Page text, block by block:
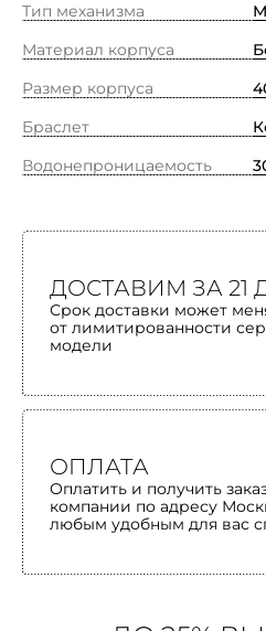
Тип механизма
Материал корпуса
Размер корпуса
Браслет
Водонепроницаемость
ДОСТАВИМ ЗА 21
Срок доставки может
от лимитированности
модели
ОПЛАТА
Оплатить и получить
компании по адресу
любым удобным для вас